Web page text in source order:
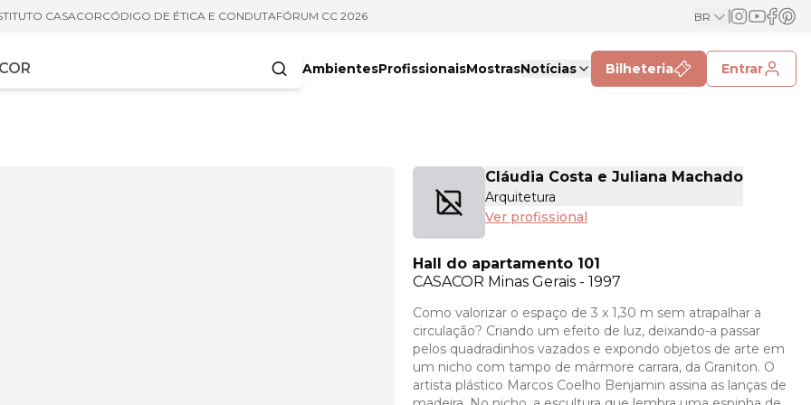
CASACORCÓDIGO DE ÉTICA E CONDUTAFÓRUM CC 2026 BR
AmbientesProfissionaisMostrasNotícias Bilheteria Entrar
Cláudia Costa e Juliana Machado
Arquitetura
Ver profissional
Hall do apartamento 101
CASACOR Minas Gerais - 1997
Como valorizar o espaço de 3 x 1,30 m sem atrapalhar a
circulação? Criando um efeito de luz, deixando-a passar
pelos quadradinhos vazados e expondo objetos de arte em
um nicho com tampo de mármore carrara, da Graniton. O
artista plástico Marcos Coelho Benjamin assina as lanças de